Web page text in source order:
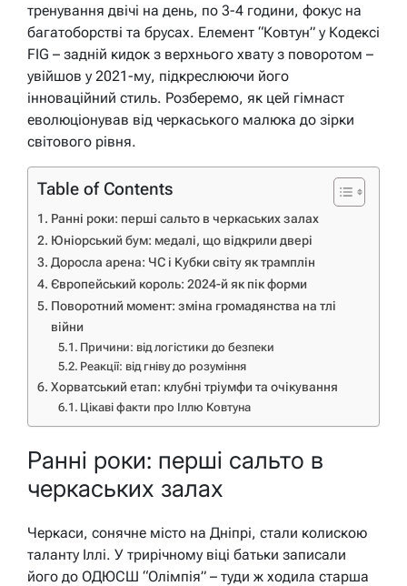
тренування двічі на день, по 3-4 години, фокус на
багатоборстві та брусах. Елемент “Ковтун” у Кодексі
FIG – задній кидок з верхнього хвату з поворотом –
увійшов у 2021-му, підкреслюючи його
інноваційний стиль. Розберемо, як цей гімнаст
еволюціонував від черкаського малюка до зірки
світового рівня.
Table of Contents
Ранні роки: перші сальто в черкаських залах
Юніорський бум: медалі, що відкрили двері
Доросла арена: ЧС і Кубки світу як трамплін
Європейський король: 2024-й як пік форми
Поворотний момент: зміна громадянства на тлі
війни
Причини: від логістики до безпеки
Реакції: від гніву до розуміння
Хорватський етап: клубні тріумфи та очікування
Цікаві факти про Іллю Ковтуна
Ранні роки: перші сальто в
черкаських залах
Черкаси, сонячне місто на Дніпрі, стали колискою
таланту Іллі. У трирічному віці батьки записали
його до ОДЮСШ “Олімпія” – туди ж ходила старша